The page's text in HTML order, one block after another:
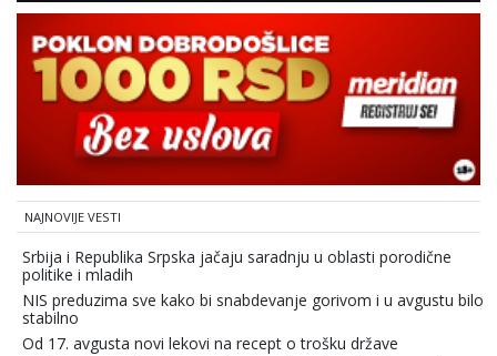
NAJNOVIJE VESTI
Srbija i Republika Srpska jačaju saradnju u oblasti porodične
politike i mladih
NIS preduzima sve kako bi snabdevanje gorivom i u avgustu bilo
stabilno
Od 17. avgusta novi lekovi na recept o trošku države